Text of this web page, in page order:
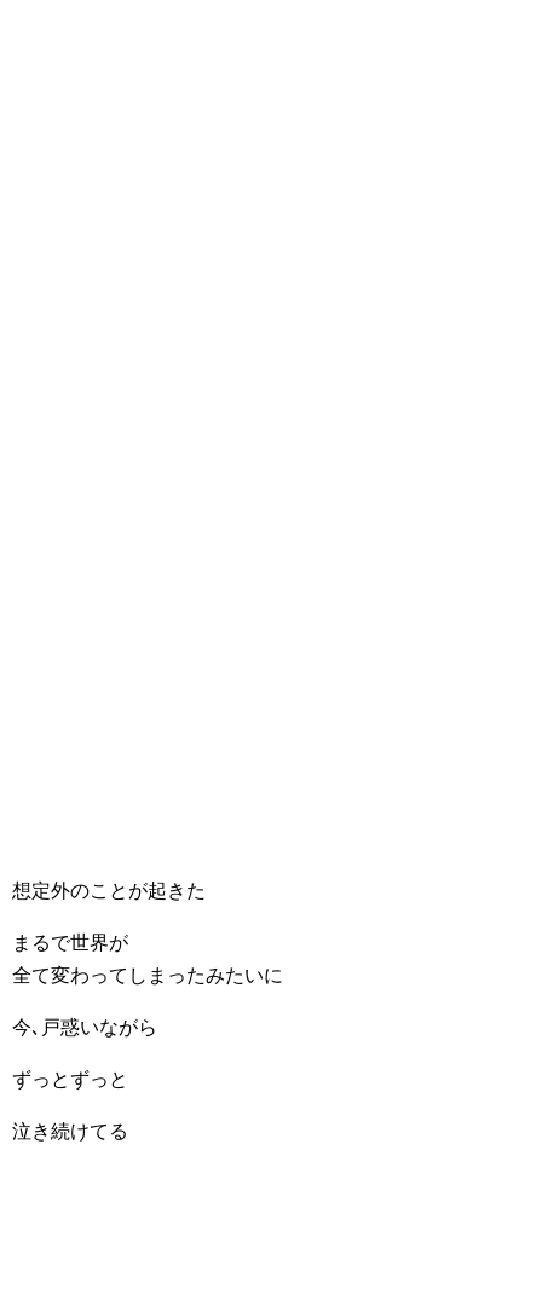
想定外のことが起きた
まるで世界が
全て変わってしまったみたいに
今､戸惑いながら
ずっとずっと
泣き続けてる